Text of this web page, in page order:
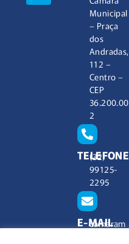
Municipal
– Praça
dos
Andradas,
112 –
Centro –
CEP
36.200.00
2
TELEFONE
(32)
99125-
2295
E-MAIL
camaram